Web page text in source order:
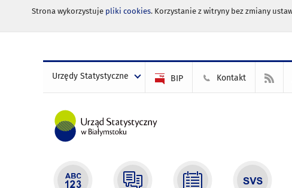
Strona wykorzystuje pliki cookies. Korzystanie z witryny bez zmiany
Urzędy Statystyczne BIP Kontakt